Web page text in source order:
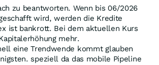
zu beantworten. Wenn bis 06/2026
wird, werden die Kredite
ist bankrott. Bei dem aktuellen Kurs
mehr.
eine Trendwende kommt glauben
speziell da das mobile Pipeline